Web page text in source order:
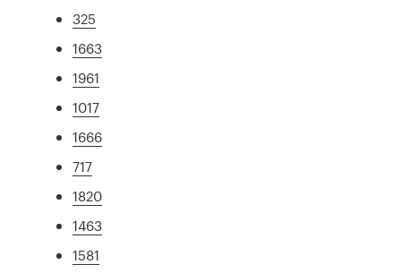
325
1663
1961
1017
1666
717
1820
1463
1581